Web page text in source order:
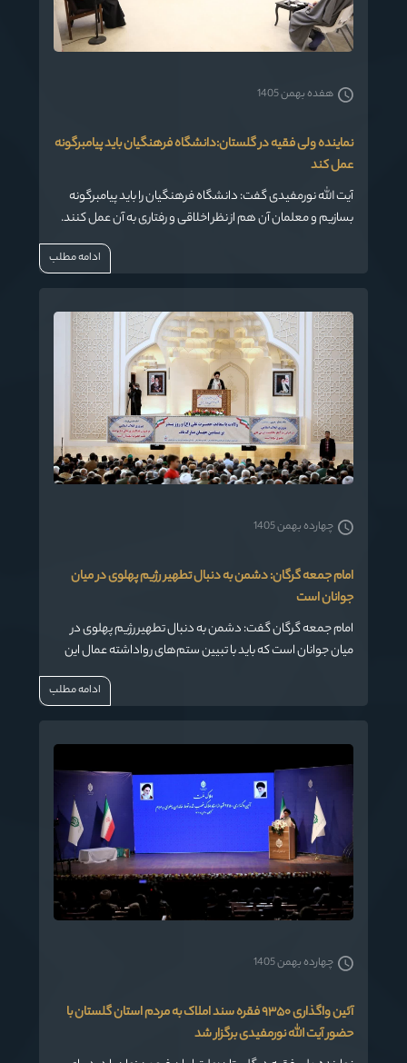
نماینده ولی فقیه در گلستان:دانشگاه فرهنگیان باید پیامبرگونه
عمل کند
آیت الله نورمفیدی گفت: دانشگاه فرهنگیان را باید پیامبرگونه
بسازیم و معلمان آن هم از نظر اخلاقی و رفتاری به آن عمل کنند.
هفده بهمن 1405
ادامه مطلب
امام جمعه گرگان: دشمن به دنبال تطهیر رژیم پهلوی در میان
جوانان است
امام جمعه گرگان گفت: دشمن به دنبال تطهیر رژیم پهلوی در
میان جوانان است که باید با تبیین ستم‌های رواداشته عمال این
حکومت و دستاوردهای جمهوری اسلامی، مردم و به خصوص
چهارده بهمن 1405
ادامه مطلب
آئین واگذاری ۹۳۵۰ فقره سند املاک به مردم استان گلستان با
حضور آیت الله نورمفیدی برگزار شد
چهارده بهمن 1405